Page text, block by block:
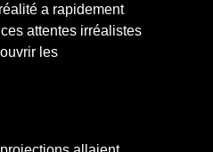
a rapidement
attentes irréalistes
les